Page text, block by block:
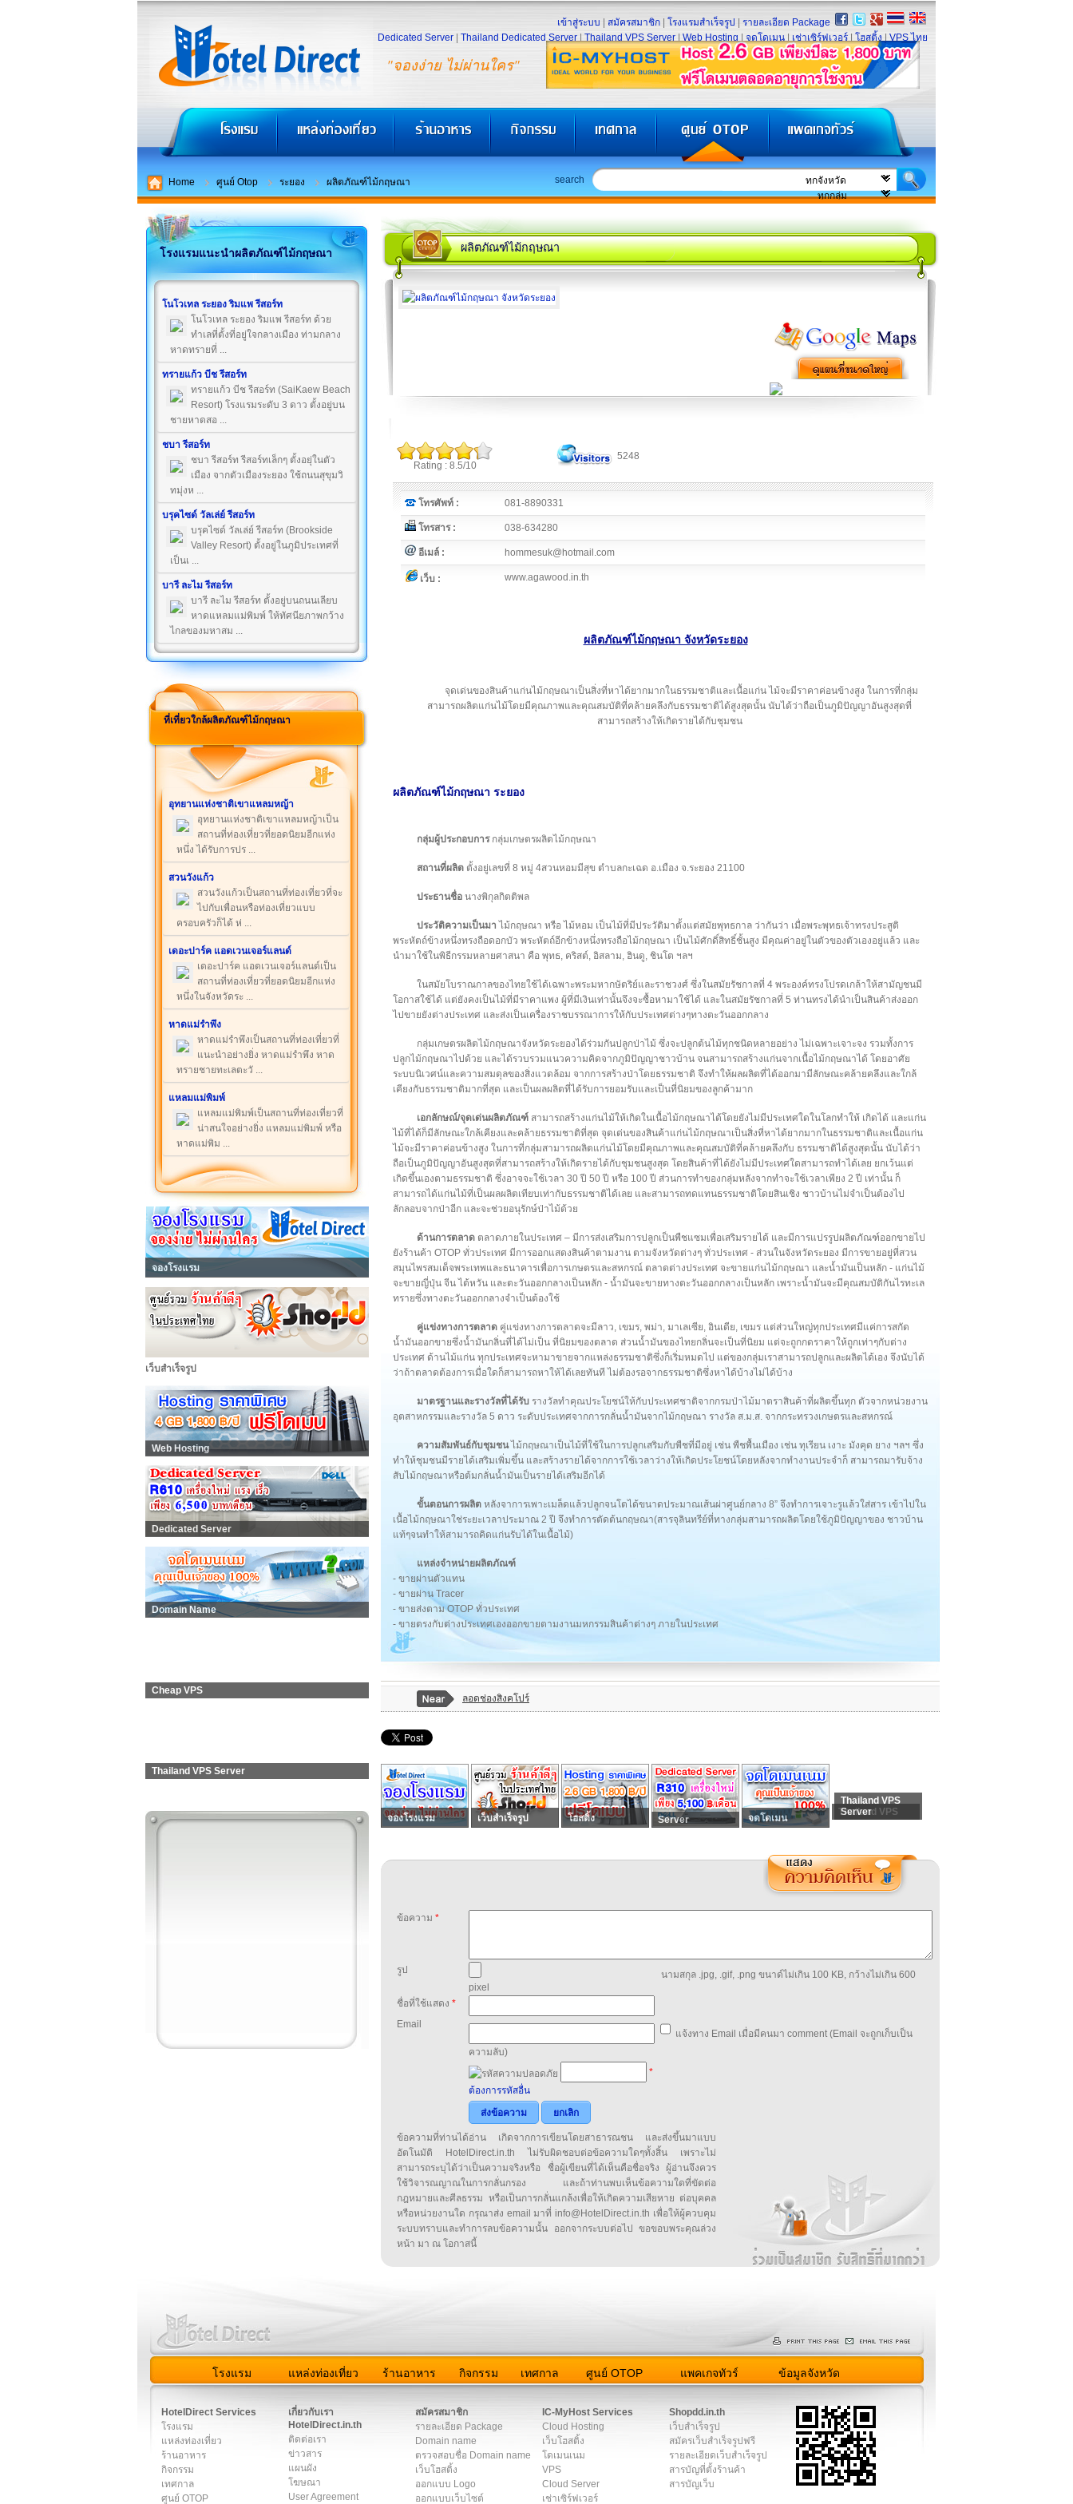
"จองง่าย ไม่ผ่านใคร"
เข้าสู่ระบบ สมัครสมาชิก โรงแรมสำเร็จรูป
รายละเอียด Package
Dedicated Server
Thailand Dedicated Server Thailand VPS Server Web Hosting จดโดเมน เช่าเซิร์ฟเวอร์ โฮสติ้ง VPS ไทย
Home ศูนย์ Otop ระยอง ผลิตภัณฑ์ไม้กฤษณา search
โรงแรมแนะนำผลิตภัณฑ์ไม้กฤษณา
โนโวเทล ระยอง ริมแพ รีสอร์ท
โนโวเทล ระยอง ริมแพ รีสอร์ท ด้วย
ทำเลที่ตั้งที่อยู่ใจกลางเมือง ท่ามกลาง
หาดทรายที่ ...
ทรายแก้ว บีช รีสอร์ท
ทรายแก้ว บีช รีสอร์ท (SaiKaew Beach
Resort) โรงแรมระดับ 3 ดาว ตั้งอยู่บน
ชายหาดสอ ...
ชบา รีสอร์ท
ชบา รีสอร์ท รีสอร์ทเล็กๆ ตั้งอยุ่ในตัว
เมือง จากตัวเมืองระยอง ใช้ถนนสุขุมวิ
ทมุ่งห ...
บรุคไซด์ วัลเล่ย์ รีสอร์ท
บรุคไซด์ วัลเล่ย์ รีสอร์ท (Brookside
Valley Resort) ตั้งอยู่ในภูมิประเทศที่
เป็นเ ...
บารี ละไม รีสอร์ท
บารี ละไม รีสอร์ท ตั้งอยู่บนถนนเลียบ
หาดแหลมแม่พิมพ์ ให้ทัศนียภาพกว้าง
ไกลของมหาสม ...
ที่เที่ยวใกล้ผลิตภัณฑ์ไม้กฤษณา
อุทยานแห่งชาติเขาแหลมหญ้า
อุทยานแห่งชาติเขาแหลมหญ้าเป็น
สถานที่ท่องเที่ยวที่ยอดนิยมอีกแห่ง
หนึ่ง ได้รับการปร ...
สวนวังแก้ว
สวนวังแก้วเป็นสถานที่ท่องเที่ยวที่จะ
ไปกับเพื่อนหรือท่องเที่ยวแบบ
ครอบครัวก็ได้ ห่ ...
เดอะปาร์ค แอดเวนเจอร์แลนด์
เดอะปาร์ค แอดเวนเจอร์แลนด์เป็น
สถานที่ท่องเที่ยวที่ยอดนิยมอีกแห่ง
หนึ่งในจังหวัดระ ...
หาดแม่รำพึง
หาดแม่รำพึงเป็นสถานที่ท่องเที่ยวที่
แนะนำอย่างยิ่ง หาดแม่รำพึง หาด
ทรายชายทะเลตะวั ...
แหลมแม่พิมพ์
แหลมแม่พิมพ์เป็นสถานที่ท่องเที่ยวที่
น่าสนใจอย่างยิ่ง แหลมแม่พิมพ์ หรือ
หาดแม่พิม ...
จองโรงแรม
เว็บสำเร็จรูป
Web Hosting
Dedicated Server
Domain Name
Cheap VPS
Thailand VPS Server
ผลิตภัณฑ์ไม้กฤษณา
Rating : 8.5/10
5248
โทรศัพท์ : 081-8890331
โทรสาร : 038-634280
อีเมล์ : hommesuk@hotmail.com
เว็บ : www.agawood.in.th
ผลิตภัณฑ์ไม้กฤษณา จังหวัดระยอง
จุดเด่นของสินค้าแก่นไม้กฤษณาเป็นสิ่งที่หาได้ยากมากในธรรมชาติและเนื้อแก่น ไม้จะมีราคาค่อนข้างสูง ในการที่กลุ่ม
สามารถผลิตแก่นไม้โดยมีคุณภาพและคุณสมบัติที่คล้ายคลึงกับธรรมชาติได้สูงสุดนั้น นับได้ว่าถือเป็นภูมิปัญญาอันสูงสุดที่
สามารถสร้างให้เกิดรายได้กับชุมชน
ผลิตภัณฑ์ไม้กฤษณา ระยอง
กลุ่มผู้ประกอบการกลุ่มเกษตรผลิตไม้กฤษณา
สถานที่ผลิต ตั้งอยู่เลขที่ 8 หมู่ 4สวนหอมมีสุข ตำบลกะเฉด อ.เมือง จ.ระยอง 21100
ประธานชื่อ นางพิกุลกิตติพล
ประวัติความเป็นมา ไม้กฤษณา หรือ ไม้หอม เป็นไม้ที่มีประวัติมาตั้งแต่สมัยพุทธกาล ว่ากันว่า เมื่อพระพุทธเจ้าทรงประสูติ
พระหัตถ์ข้างหนึ่งทรงถือดอกบัว พระหัตถ์อีกข้างหนึ่งทรงถือไม้กฤษณา เป็นไม้ศักดิ์สิทธิ์ชั้นสูง มีคุณค่าอยู่ในตัวของตัวเองอยู่แล้ว และ
นำมาใช้ในพิธีกรรมหลายศาสนา คือ พุทธ, คริสต์, อิสลาม, ฮินดู, ชินโต ฯลฯ
ในสมัยโบราณกาลของไทยใช้ได้เฉพาะพระมหากษัตริย์และราชวงศ์ ซึ่งในสมัยรัชกาลที่ 4 พระองค์ทรงโปรดเกล้าให้สามัญชนมี
โอกาสใช้ได้ แต่ยังคงเป็นไม้ที่มีราคาแพง ผู้ที่มีเงินเท่านั้นจึงจะซื้อหามาใช้ได้ และในสมัยรัชกาลที่ 5 ท่านทรงได้นำเป็นสินค้าส่งออก
ไปขายยังต่างประเทศ และส่งเป็นเครื่องราชบรรณาการให้กับประเทศต่างๆทางตะวันออกกลาง
กลุ่มเกษตรผลิตไม้กฤษณาจังหวัดระยองได้ร่วมกันปลูกป่าไม้ ซึ่งจะปลูกต้นไม้ทุกชนิดหลายอย่าง ไม่เฉพาะเจาะจง รวมทั้งการ
ปลูกไม้กฤษณาไปด้วย และได้รวบรวมแนวความคิดจากภูมิปัญญาชาวบ้าน จนสามารถสร้างแก่นจากเนื้อไม้กฤษณาได้ โดยอาศัย
ระบบนิเวศน์และความสมดุลของสิ่งแวดล้อม จากการสร้างป่าโดยธรรมชาติ จึงทำให้ผลผลิตที่ได้ออกมามีลักษณะคล้ายคลึงและใกล้
เคียงกับธรรมชาติมากที่สุด และเป็นผลผลิตที่ได้รับการยอมรับและเป็นที่นิยมของลูกค้ามาก
เอกลักษณ์/จุดเด่นผลิตภัณฑ์ สามารถสร้างแก่นไม้ให้เกิดในเนื้อไม้กฤษณาได้โดยยังไม่มีประเทศใดในโลกทำให้ เกิดได้ และแก่น
ไม้ที่ได้ก็มีลักษณะใกล้เคียงและคล้ายธรรมชาติที่สุด จุดเด่นของสินค้าแก่นไม้กฤษณาเป็นสิ่งที่หาได้ยากมากในธรรมชาติและเนื้อแก่น
ไม้จะมีราคาค่อนข้างสูง ในการที่กลุ่มสามารถผลิตแก่นไม้โดยมีคุณภาพและคุณสมบัติที่คล้ายคลึงกับ ธรรมชาติได้สูงสุดนั้น นับได้ว่า
ถือเป็นภูมิปัญญาอันสูงสุดที่สามารถสร้างให้เกิดรายได้กับชุมชนสูงสุด โดยสินค้าที่ได้ยังไม่มีประเทศใดสามารถทำได้เลย ยกเว้นแต่
เกิดขึ้นเองตามธรรมชาติ ซึ่งอาจจะใช้เวลา 30 ปี 50 ปี หรือ 100 ปี ส่วนการทำของกลุ่มหลังจากทำจะใช้เวลาเพียง 2 ปี เท่านั้น ก็
สามารถได้แก่นไม้ที่เป็นผลผลิตเทียบเท่ากับธรรมชาติได้เลย และสามารถทดแทนธรรมชาติโดยสินเชิง ชาวบ้านไม่จำเป็นต้องไป
ลักลอบจากป่าอีก และจะช่วยอนุรักษ์ป่าไม้ด้วย
ด้านการตลาด ตลาดภายในประเทศ – มีการส่งเสริมการปลูกเป็นพืชแซมเพื่อเสริมรายได้ และมีการแปรรูปผลิตภัณฑ์ออกขายไป
ยังร้านค้า OTOP ทั่วประเทศ มีการออกแสดงสินค้าตามงาน ตามจังหวัดต่างๆ ทั่วประเทศ - ส่วนในจังหวัดระยอง มีการขายอยู่ที่สวน
สมุนไพรสมเด็จพระเทพและธนาคารเพื่อการเกษตรและสหกรณ์ ตลาดต่างประเทศ จะขายแก่นไม้กฤษณา และน้ำมันเป็นหลัก - แก่นไม้
จะขายญี่ปุ่น จีน ไต้หวัน และตะวันออกกลางเป็นหลัก - น้ำมันจะขายทางตะวันออกกลางเป็นหลัก เพราะน้ำมันจะมีคุณสมบัติกันไรทะเล
ทรายซึ่งทางตะวันออกกลางจำเป็นต้องใช้
คู่แข่งทางการตลาด คู่แข่งทางการตลาดจะมีลาว, เขมร, พม่า, มาเลเซีย, อินเดีย, เขมร แต่ส่วนใหญ่ทุกประเทศมีแค่การสกัด
น้ำมันออกขายซึ่งน้ำมันกลิ่นที่ได้ไม่เป็น ที่นิยมของตลาด ส่วนน้ำมันของไทยกลิ่นจะเป็นที่นิยม แต่จะถูกกดราคาให้ถูกเท่าๆกับต่าง
ประเทศ ด้านไม้แก่น ทุกประเทศจะหามาขายจากแหล่งธรรมชาติซึ่งก็เริ่มหมดไป แต่ของกลุ่มเราสามารถปลูกและผลิตได้เอง จึงนับได้
ว่าถ้าตลาดต้องการเมื่อใดก็สามารถหาให้ได้เลยทันที ไม่ต้องรอจากธรรมชาติซึ่งหาได้บ้างไม่ได้บ้าง
มาตรฐานและรางวัลที่ได้รับ รางวัลทำคุณประโยชน์ให้กับประเทศชาติจากกรมป่าไม้มาตราสินค้าที่ผลิตขึ้นทุก ตัวจากหน่วยงาน
อุตสาหกรรมและรางวัล 5 ดาว ระดับประเทศจากการกลั่นน้ำมันจากไม้กฤษณา รางวัล ส.ม.ส. จากกระทรวงเกษตรและสหกรณ์
ความสัมพันธ์กับชุมชนไม้กฤษณาเป็นไม้ที่ใช้ในการปลูกเสริมกับพืชที่มีอยู่ เช่น พืชพื้นเมือง เช่น ทุเรียน เงาะ มังคุด ยาง ฯลฯ ซึ่ง
ทำให้ชุมชนมีรายได้เสริมเพิ่มขึ้น และสร้างรายได้จากการใช้เวลาว่างให้เกิดประโยชน์โดยหลังจากทำงานประจำก็ สามารถมารับจ้าง
สับไม้กฤษณาหรือต้มกลั่นน้ำมันเป็นรายได้เสริมอีกได้
ขั้นตอนการผลิต หลังจาการเพาะเมล็ดแล้วปลูกจนโตได้ขนาดประมาณเส้นผ่าศูนย์กลาง 8” จึงทำการเจาะรูแล้วใส่สาร เข้าไปใน
เนื้อไม้กฤษณาใช่ระยะเวลาประมาณ 2 ปี จึงทำการตัดต้นกฤษณา(สารจุลินทรีย์ที่ทางกลุ่มสามารถผลิตโดยใช้ภูมิปัญญาของ ชาวบ้าน
แท้ๆจนทำให้สามารถคิดแก่นรับได้ในเนื้อไม้)
แหล่งจำหน่ายผลิตภัณฑ์
- ขายผ่านตัวแทน
- ขายผ่าน Tracer
- ขายส่งตาม OTOP ทั่วประเทศ
- ขายตรงกับต่างประเทศเองออกขายตามงานมหกรรมสินค้าต่างๆ ภายในประเทศ
ลอดช่องสิงคโปร์
จองโรงแรม เว็บสำเร็จรูป โฮสติ้ง Server จดโดเมน
Thailand VPS
Thailand VPS
Server
ข้อความ *
รูป
นามสกุล .jpg, .gif, .png ขนาด์ไม่เกิน 100 KB, กว้างไม่เกิน 600
pixel
ชื่อที่ใช้แสดง *
Email
แจ้งทาง Email เมื่อมีคนมา comment (Email จะถูกเก็บเป็น
ความลับ)
*
ต้องการรหัสอื่น
ส่งข้อความ
ยกเลิก
ข้อความที่ท่านได้อ่าน เกิดจากการเขียนโดยสาธารณชน และส่งขึ้นมาแบบ
อัตโนมัติ HotelDirect.in.th ไม่รับผิดชอบต่อข้อความใดๆทั้งสิ้น เพราะไม่
สามารถระบุได้ว่าเป็นความจริงหรือ ชื่อผู้เขียนที่ได้เห็นคือชื่อจริง ผู้อ่านจึงควร
ใช้วิจารณญาณในการกลั่นกรอง และถ้าท่านพบเห็นข้อความใดที่ขัดต่อ
กฎหมายและศีลธรรม หรือเป็นการกลั่นแกล้งเพื่อให้เกิดความเสียหาย ต่อบุคคล
หรือหน่วยงานใด กรุณาส่ง email มาที่ info@HotelDirect.in.th เพื่อให้ผู้ควบคุม
ระบบทราบและทำการลบข้อความนั้น ออกจากระบบต่อไป ขอขอบพระคุณล่วง
หน้า มา ณ โอกาสนี้
โรงแรม แหล่งท่องเที่ยว ร้านอาหาร กิจกรรม เทศกาล ศูนย์ OTOP แพคเกจทัวร์ ข้อมูลจังหวัด
HotelDirect Services
โรงแรม
แหล่งท่องเที่ยว
ร้านอาหาร
กิจกรรม
เทศกาล
ศูนย์ OTOP
เกี่ยวกับเรา
HotelDirect.in.th
ติดต่อเรา
ข่าวสาร
แผนผัง
โฆษณา
User Agreement
สมัครสมาชิก
รายละเอียด Package
Domain name
ตรวจสอบชื่อ Domain name
เว็บโฮสติ้ง
ออกแบบ Logo
ออกแบบเว็บไซต์
IC-MyHost Services
Cloud Hosting
เว็บโฮสติ้ง
โดเมนเนม
VPS
Cloud Server
เช่าเซิร์ฟเวอร์
Shopdd.in.th
เว็บสำเร็จรูป
สมัครเว็บสำเร็จรูปฟรี
รายละเอียดเว็บสำเร็จรูป
สารบัญที่ตั้งร้านค้า
สารบัญเว็บ